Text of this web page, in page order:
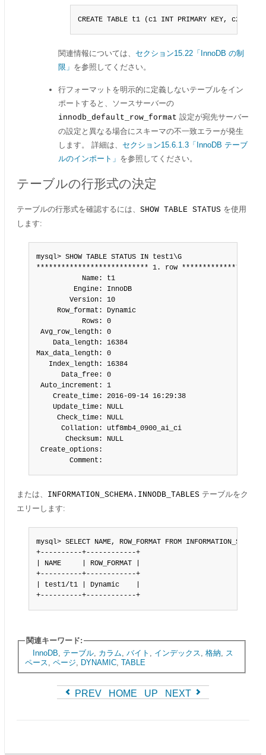
CREATE TABLE t1 (c1 INT PRIMARY KEY, c2
関連情報については、 セクション15.22「InnoDB の制
限」 を参照してください。
行フォーマットを明示的に定義しないテーブルをイン
ポートすると、ソースサーバーの
innodb_default_row_format 設定が宛先サーバー
の設定と異なる場合にスキーマの不一致エラーが発生
します。 詳細は、 セクション15.6.1.3「InnoDB テーブ
ルのインポート」 を参照してください。
テーブルの行形式の決定
テーブルの行形式を確認するには、 SHOW TABLE STATUS を使用
します:
mysql> SHOW TABLE STATUS IN test1\G
*************************** 1. row
           Name: t1
         Engine: InnoDB
        Version: 10
     Row_format: Dynamic
           Rows: 0
Avg_row_length: 0
    Data_length: 16384
Max_data_length: 0
   Index_length: 16384
      Data_free: 0
Auto_increment: 1
    Create_time: 2016-09-14 16:29:38
    Update_time: NULL
     Check_time: NULL
      Collation: utf8mb4_0900_ai_ci
       Checksum: NULL
Create_options:
        Comment:
または、 INFORMATION_SCHEMA.INNODB_TABLES テーブルをク
エリーします:
mysql> SELECT NAME, ROW_FORMAT FROM
+----------+------------+
| NAME     | ROW_FORMAT |
+----------+------------+
| test1/t1 | Dynamic    |
+----------+------------+
関連キーワード:
InnoDB
テーブル, カラム バイト インデックス 格納
ス
ペース
ページ DYNAMIC, TABLE
PREV HOME UP NEXT